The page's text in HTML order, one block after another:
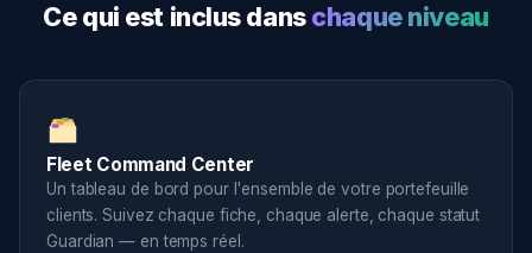
Ce qui est inclus danschaque niveau
Fleet Command Center
Un tableau de bord pour l'ensemble de votre portefeuille
clients. Suivez chaque fiche, chaque alerte, chaque statut
Guardian — en temps réel.